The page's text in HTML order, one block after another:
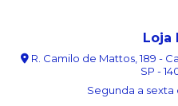
Loja
R. Camilo de Mattos, 189 -
SP -
Segunda a sexta